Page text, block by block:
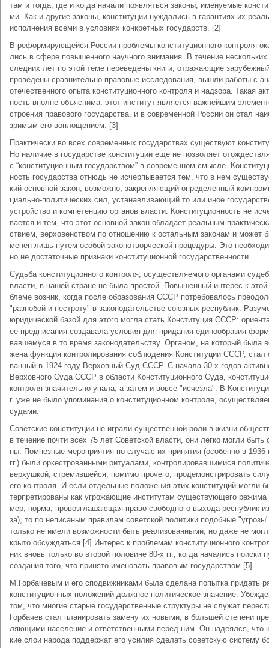
там и то­гда, где и ко­гда на­ча­ли по­яв­лять­ся за­ко­ны, име­нуе­мые
ми. Как и дру­гие за­ко­ны, кон­сти­ту­ции ну­ж­да­лись в га­ран­ти­ях их
ис­пол­не­ния все­ми в ус­ло­ви­ях кон­крет­ных го­су­дарств. [2]
В ре­фор­ми­рую­щей­ся Рос­сии про­бле­мы кон­сти­ту­ци­он­но­го кон­тро­ля
лись в сфе­ре по­вы­шен­но­го на­уч­но­го вни­ма­ния. В те­че­ние
след­них лет по этой те­ме пе­ре­ве­де­ны кни­ги, от­ра­жаю­щие
про­ве­де­ны срав­ни­тель­но-пра­во­вые ис­сле­до­ва­ния, вы­шли ра­бо­ты с
оте­че­ст­вен­но­го опы­та кон­сти­ту­ци­он­но­го кон­тро­ля и над­зо­ра. Та­кая
ность впол­не объ­яс­ни­ма: этот ин­сти­тут яв­ля­ет­ся важ­ней­шим
строе­ния пра­во­во­го го­су­дар­ст­ва, и в со­вре­мен­ной Рос­сии он стал
зри­мым его во­пло­ще­ни­ем. [3]
Прак­ти­че­ски во всех со­вре­мен­ных го­су­дар­ст­вах су­ще­ст­ву­ют
Но на­ли­чие в го­су­дар­ст­ве кон­сти­ту­ции еще не по­зво­ля­ет
с “кон­сти­ту­ци­он­ным го­су­дар­ст­вом” в со­вре­мен­ном смыс­ле.
ность го­су­дар­ст­ва от­нюдь не ис­чер­пы­ва­ет­ся тем, что в нем
кий ос­нов­ной за­кон, воз­мож­но, за­кре­п­ляю­щий оп­ре­де­лен­ный
ци­аль­но-по­ли­ти­че­ских сил, ус­та­нав­ли­ваю­щий то или иное
уст­рой­ст­во и ком­пе­тен­цию ор­га­нов вла­сти. Кон­сти­ту­ци­он­ность не
ва­ет­ся и тем, что этот ос­нов­ной за­кон об­ла­да­ет ре­аль­ным
ст­ви­ем, вер­хо­вен­ст­вом по от­но­ше­нию к ос­таль­ным за­ко­нам и мо­жет
ме­нен лишь пу­тем осо­бой за­ко­но­твор­че­ской про­це­ду­ры. Это
но не дос­та­точ­ные при­зна­ки кон­сти­ту­ци­он­ной го­су­дар­ст­вен­но­сти.
Судь­ба кон­сти­ту­ци­он­но­го кон­тро­ля, осу­ще­ст­в­ляе­мо­го ор­га­на­ми
вла­сти, в на­шей стра­не не бы­ла про­стой. По­вы­шен­ный ин­те­рес к
бле­ме воз­ник, ко­гда по­сле об­ра­зо­ва­ния СССР по­тре­бо­ва­лось
"раз­но­бой и пе­ст­ро­ту" в за­ко­но­да­тель­ст­ве со­юз­ных рес­пуб­лик.
юри­ди­че­ской ба­зой для это­го мог­ла стать Кон­сти­ту­ция СССР:
ее пред­пи­са­ния соз­да­ва­ла ус­ло­вия для при­да­ния еди­но­об­ра­зия
вав­ше­му­ся в то вре­мя за­ко­но­да­тель­ст­ву. Ор­га­ном, на ко­то­рый бы­ла
же­на функ­ция кон­тро­ли­ро­ва­ния со­блю­де­ния Кон­сти­ту­ции СССР, стал
ван­ный в 1924 го­ду Вер­хов­ный Суд СССР. С на­ча­ла 30-х го­дов
Вер­хов­но­го Су­да СССР в об­лас­ти Кон­сти­ту­ци­он­но­го Су­да,
кон­тро­ля зна­чи­тель­но упа­ла, а за­тем и во­все "ис­чез­ла". В
г. уже не бы­ло упо­ми­на­ния о кон­сти­ту­ци­он­ном кон­тро­ле,
су­да­ми.
Со­вет­ские кон­сти­ту­ции не иг­ра­ли су­ще­ст­вен­ной ро­ли в жиз­ни
в те­че­ние поч­ти всех 75 лет Со­вет­ской вла­сти, они лег­ко мог­ли быть
ны. Пом­пез­ные ме­ро­прия­тия по слу­чаю их при­ня­тия (осо­бен­но в 1936
гг.) бы­ли ор­ке­ст­ро­ван­ны­ми ри­туа­ла­ми, кон­тро­ли­ро­вав­ши­ми­ся
вер­хуш­кой, стре­мив­шей­ся, по­ми­мо про­че­го, про­де­мон­ст­ри­ро­вать
его кон­тро­ля. И ес­ли от­дель­ные по­ло­же­ния этих кон­сти­ту­ций мог­ли
тер­пре­ти­ро­ва­ны как уг­ро­жаю­щие ин­сти­ту­там су­ще­ст­вую­ще­го
мер, нор­ма, про­воз­гла­шаю­щая пра­во сво­бод­но­го вы­хо­да рес­пуб­лик
за), то по не­пи­са­ным пра­ви­лам со­вет­ской по­ли­ти­ки по­доб­ные
толь­ко не име­ли воз­мож­но­сти быть реа­ли­зо­ван­ны­ми, но да­же не
кры­то об­су­ж­дать­ся.[4] Ин­те­рес к про­бле­мам кон­сти­ту­ци­он­но­го
ник вновь толь­ко во вто­рой по­ло­ви­не 80-х гг., ко­гда на­ча­лись по­ис­ки
соз­да­ния то­го, что при­ня­то име­но­вать пра­во­вым го­су­дар­ст­вом.[5]
М.Гор­ба­че­вым и его спод­виж­ни­ка­ми бы­ла сде­ла­на по­пыт­ка при­дать
кон­сти­ту­ци­он­ных по­ло­же­ний долж­ное по­ли­ти­че­ское зна­че­ние.
том, что мно­гие ста­рые го­су­дар­ст­вен­ные струк­ту­ры не слу­жат
Гор­ба­чев стал пла­ни­ро­вать за­ме­ну их но­вы­ми, в боль­шей сте­пе­ни
ляю­щи­ми на­се­ле­ние и от­вет­ст­вен­ны­ми пе­ред ним. Он на­де­ял­ся, что
кие слои на­ро­да под­дер­жат его уси­лия сде­лать со­вет­скую сис­те­му